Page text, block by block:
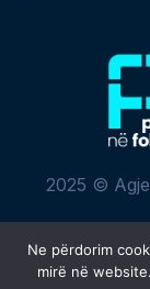
2025 ©
Ne përdorim
mirë në